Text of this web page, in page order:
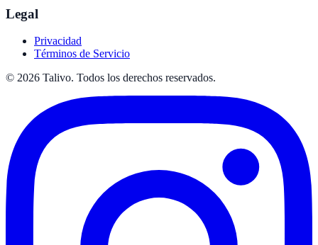
Legal
Privacidad
Términos de Servicio
© 2026 Talivo. Todos los derechos reservados.